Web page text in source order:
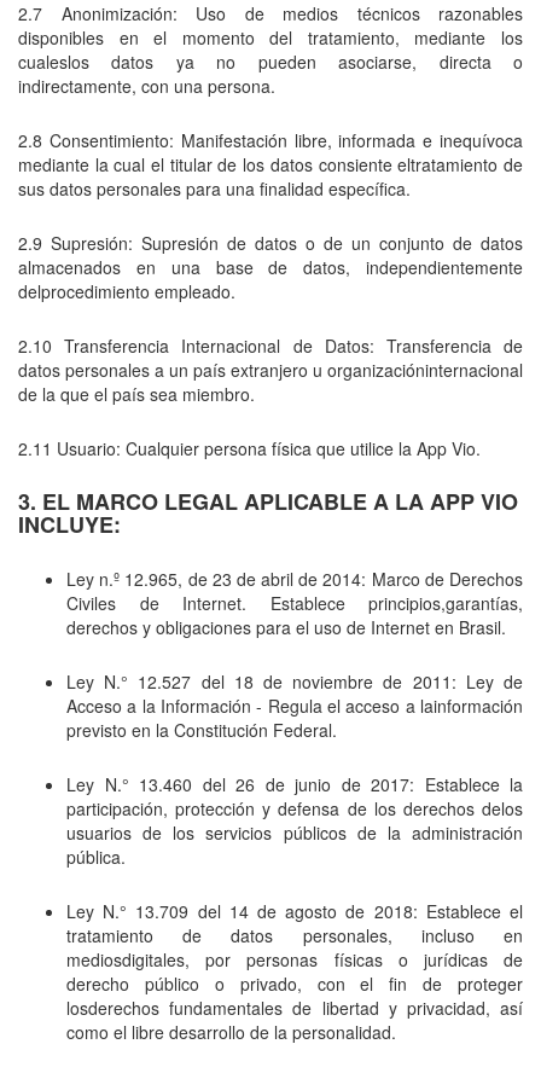
2.7 Anonimización: Uso de medios técnicos razonables
disponibles en el momento del tratamiento, mediante los
cualeslos datos ya no pueden asociarse, directa o
indirectamente, con una persona.
2.8 Consentimiento: Manifestación libre, informada e inequívoca
mediante la cual el titular de los datos consiente eltratamiento de
sus datos personales para una finalidad específica.
2.9 Supresión: Supresión de datos o de un conjunto de datos
almacenados en una base de datos, independientemente
delprocedimiento empleado.
2.10 Transferencia Internacional de Datos: Transferencia de
datos personales a un país extranjero u organizacióninternacional
de la que el país sea miembro.
2.11 Usuario: Cualquier persona física que utilice la App Vio.
3. EL MARCO LEGAL APLICABLE A LA APP VIO
INCLUYE:
Ley n.º 12.965, de 23 de abril de 2014: Marco de Derechos
Civiles de Internet. Establece principios,garantías,
derechos y obligaciones para el uso de Internet en Brasil.
Ley N.° 12.527 del 18 de noviembre de 2011: Ley de
Acceso a la Información - Regula el acceso a lainformación
previsto en la Constitución Federal.
Ley N.° 13.460 del 26 de junio de 2017: Establece la
participación, protección y defensa de los derechos delos
usuarios de los servicios públicos de la administración
pública.
Ley N.° 13.709 del 14 de agosto de 2018: Establece el
tratamiento de datos personales, incluso en
mediosdigitales, por personas físicas o jurídicas de
derecho público o privado, con el fin de proteger
losderechos fundamentales de libertad y privacidad, así
como el libre desarrollo de la personalidad.